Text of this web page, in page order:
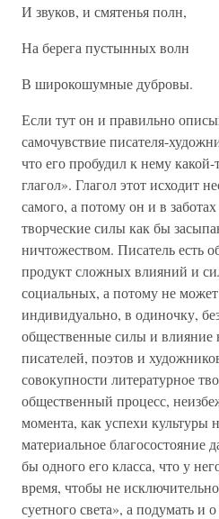
И звуков, и смятенья полн,
На берега пустынных волн
В широкошумные дубровы.
Если тут он и правильно
самочувствие писателя-
что его пробудил к нему
глагол». Глагол этот исходит
самого, а потому он и в заботах
творческие силы как бы
ничтожеством. Писатель есть
продукт сложных влияний и
социальных, а потому не
индивидуально, в одиночку,
общественные силы и влияние
писателей, поэтов и
совокупности литературное
общественный процесс,
момента, как успехи культуры
материальное благосостояние
бы одного его класса, что у
время, чтобы не
суетного света», а подумать и